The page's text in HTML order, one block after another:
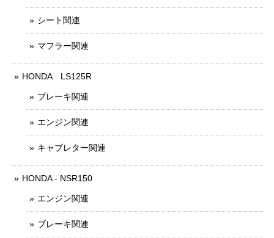
シート関連
マフラー関連
HONDA LS125R
ブレーキ関連
エンジン関連
キャブレター関連
HONDA - NSR150
エンジン関連
ブレーキ関連